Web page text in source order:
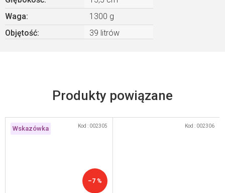
Waga:
1300 g
Objętość: 39 litrów
Wskazówka
–7 %
Kod : 002305 Kod : 002306